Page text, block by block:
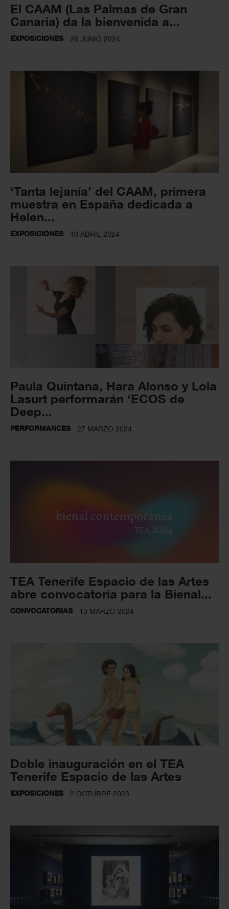
El CAAM (Las Palmas de Gran
Canaria) da la bienvenida a...
EXPOSICIONES 26 JUNIO 2024
‘Tanta lejanía’ del CAAM, primera
muestra en España dedicada a
Helen...
EXPOSICIONES 10 ABRIL 2024
Paula Quintana, Hara Alonso y Lola
Lasurt performarán ‘ECOS de
Deep...
PERFORMANCES 27 MARZO 2024
TEA Tenerife Espacio de las Artes
abre convocatoria para la Bienal...
CONVOCATORIAS 13 MARZO 2024
Doble inauguración en el TEA
Tenerife Espacio de las Artes
EXPOSICIONES 2 OCTUBRE 2023